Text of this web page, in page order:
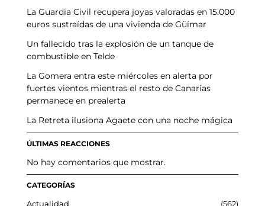
La Guardia Civil recupera joyas valoradas en 15.000
euros sustraídas de una vivienda de Güímar
Un fallecido tras la explosión de un tanque de
combustible en Telde
La Gomera entra este miércoles en alerta por
fuertes vientos mientras el resto de Canarias
permanece en prealerta
La Retreta ilusiona Agaete con una noche mágica
ÚLTIMAS REACCIONES
No hay comentarios que mostrar.
CATEGORÍAS
Actualidad
562